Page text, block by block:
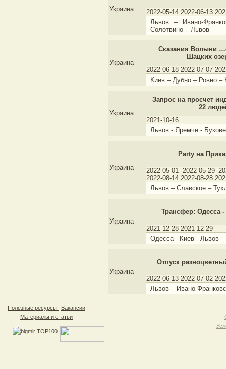
Украина
2022-05-14 2022-06-13
Львов – Ивано-
Солотвино – Львов
Украина
Сказания Волыни
Шацких
2022-06-18 2022-07-07
Киев – Дубно – Ровно
Украина
Запрос на просчет
22
2021-10-16
Львов - Яремче -
Украина
Party на
2022-05-01 2022-05-29
2022-08-14 2022-08-28
Львов – Славское –
Украина
Трансфер: Одесса
2021-12-28 2021-12-29
Одесса - Киев - Львов
Украина
Отпуск
2022-06-13 2022-07-02
Львов – Ивано-
Полезные ресурсы
Вакансии
Материалы и статьи